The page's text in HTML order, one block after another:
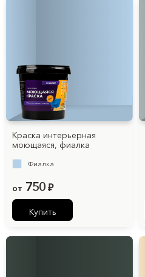
Краска интерьерная
моющаяся, фиалка
Фиалка
от 750 ₽
Купить